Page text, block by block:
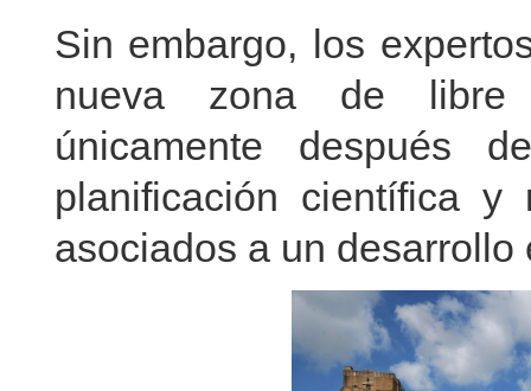
Sin embargo, los
nueva zona de libre
únicamente después
planificación científica
asociados a un